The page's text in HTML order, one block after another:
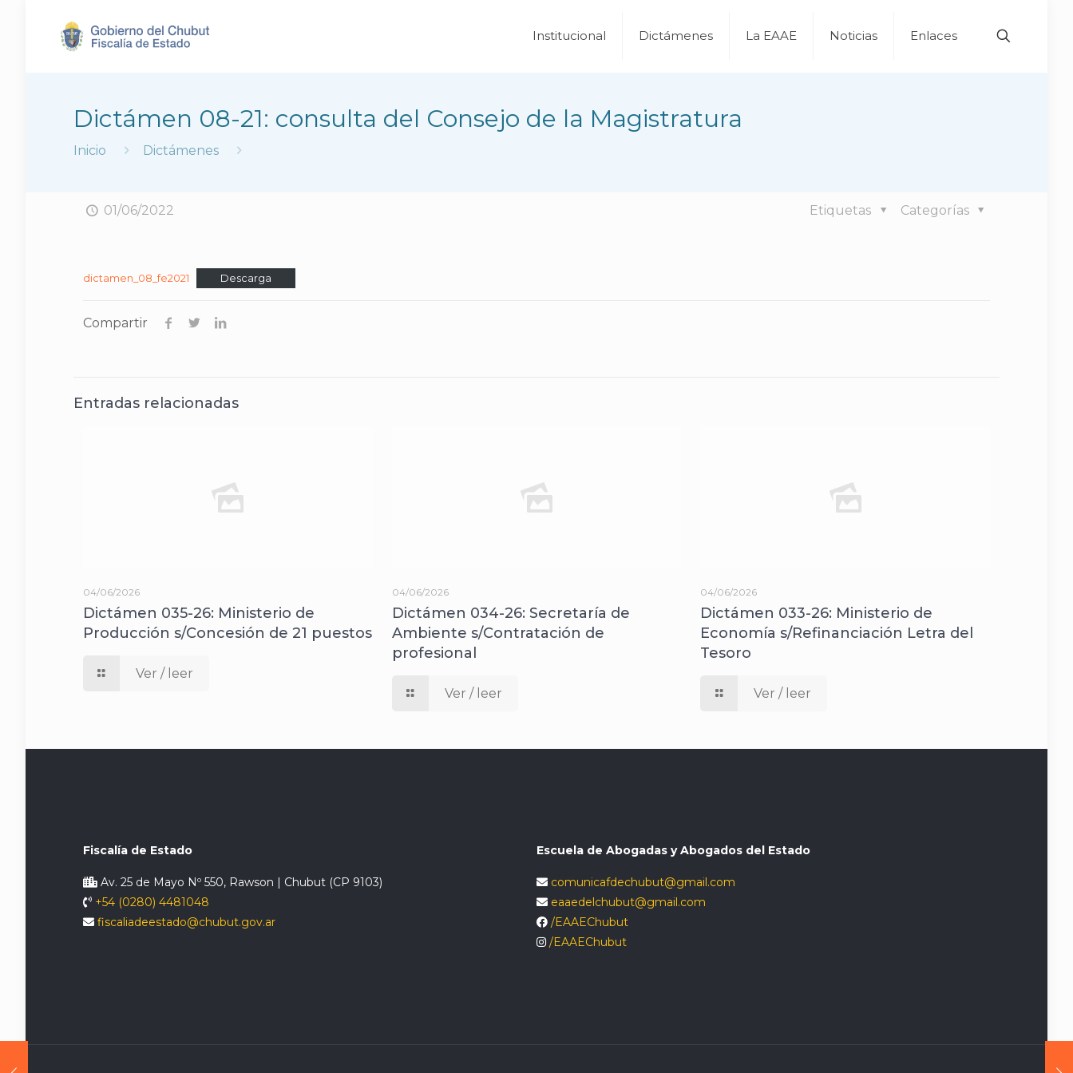
Institucional Dictámenes La EAAE Noticias Enlaces
Dictámen 08-21: consulta del Consejo de la Magistratura
Inicio Dictámenes
01/06/2022 Categorías
Etiquetas
dictamen_08_fe2021 Descarga
Compartir
Entradas relacionadas
04/06/2026
Dictámen 035-26: Ministerio de
Producción s/Concesión de 21 puestos
Ver / leer
04/06/2026
Dictámen 034-26: Secretaría de
Ambiente s/Contratación de
profesional
Ver / leer
04/06/2026
Dictámen 033-26: Ministerio de
Economía s/Refinanciación Letra del
Tesoro
Ver / leer
Fiscalía de Estado
Av. 25 de Mayo Nº 550, Rawson | Chubut (CP 9103)
+54 (0280) 4481048
fiscaliadeestado@chubut.gov.ar
Escuela de Abogadas y Abogados del Estado
comunicafdechubut@gmail.com
eaaedelchubut@gmail.com
/EAAEChubut
/EAAEChubut